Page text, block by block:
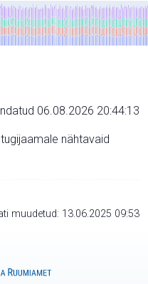
06.08.2026 20:44:13
nähtavaid
muudetud: 13.06.2025 09:53